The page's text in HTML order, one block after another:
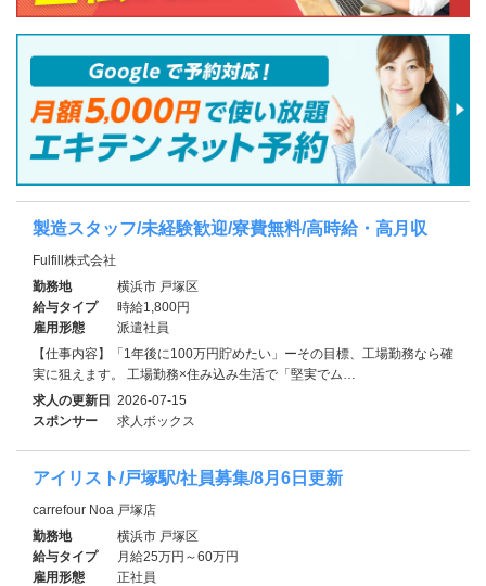
製造スタッフ/未経験歓迎/寮費無料/高時給・高月収
Fulfill株式会社
勤務地
横浜市 戸塚区
給与タイプ
時給1,800円
雇用形態
派遣社員
【仕事内容】「1年後に100万円貯めたい」ーその目標、工場勤務なら確
実に狙えます。 工場勤務×住み込み生活で「堅実でム…
求人の更新日 2026-07-15
スポンサー
求人ボックス
アイリスト/戸塚駅/社員募集/8月6日更新
carrefour Noa 戸塚店
勤務地
横浜市 戸塚区
給与タイプ
月給25万円～60万円
雇用形態
正社員